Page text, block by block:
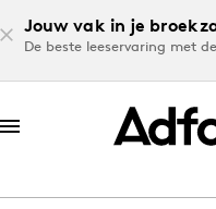
Jouw vak in je
De beste leeservaring met